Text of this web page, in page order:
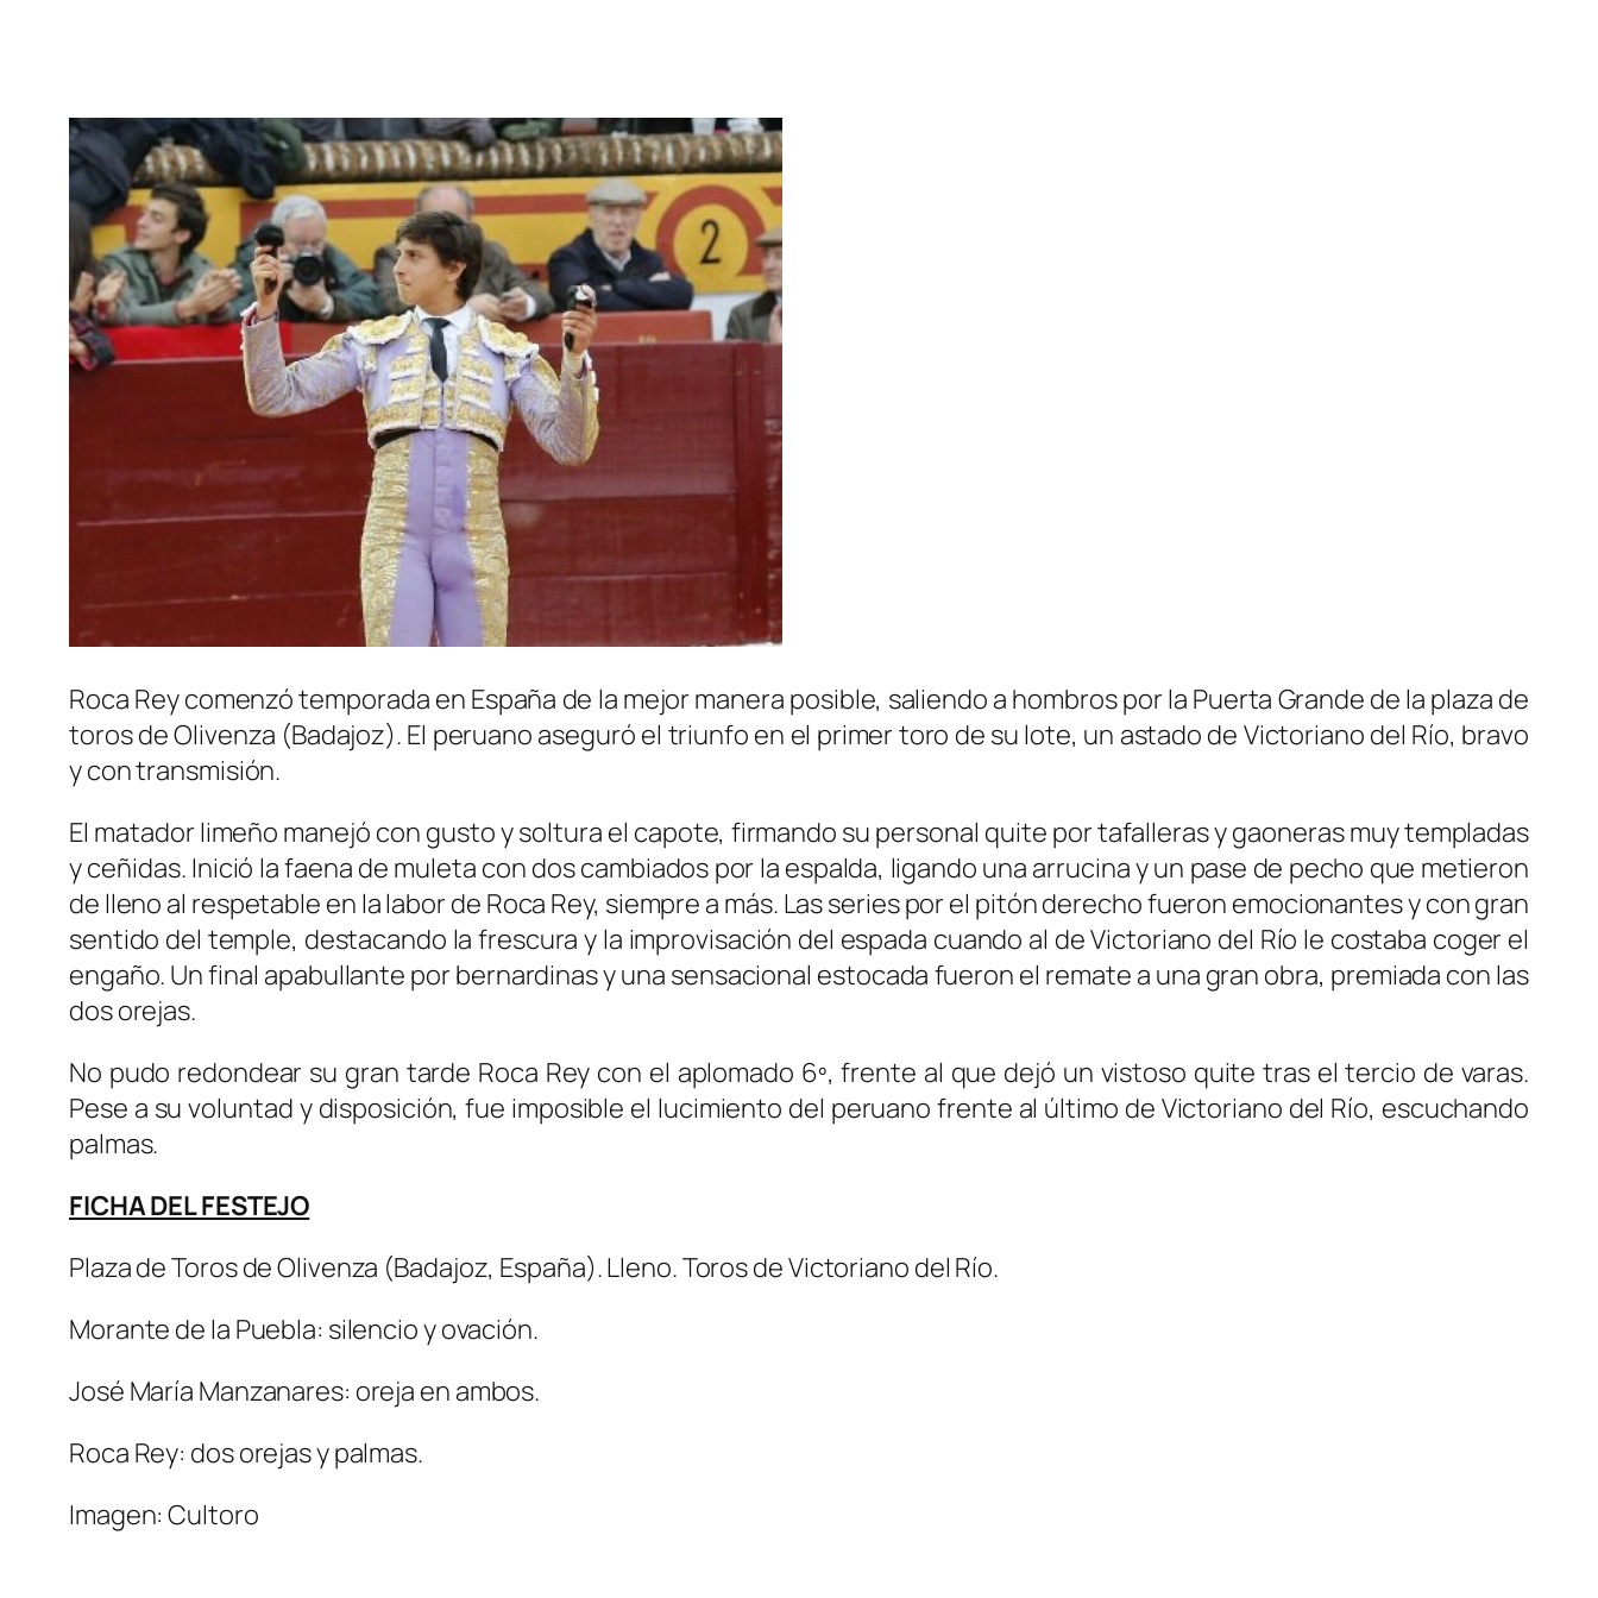
Roca Rey comenzó temporada en España de la mejor manera posible, saliendo a hombros por la Puerta Grande de la plaza de
toros de Olivenza (Badajoz). El peruano aseguró el triunfo en el primer toro de su lote, un astado de Victoriano del Río, bravo
y con transmisión.
El matador limeño manejó con gusto y soltura el capote, firmando su personal quite por tafalleras y gaoneras muy templadas
y ceñidas. Inició la faena de muleta con dos cambiados por la espalda, ligando una arrucina y un pase de pecho que metieron
de lleno al respetable en la labor de Roca Rey, siempre a más. Las series por el pitón derecho fueron emocionantes y con gran
sentido del temple, destacando la frescura y la improvisación del espada cuando al de Victoriano del Río le costaba coger el
engaño. Un final apabullante por bernardinas y una sensacional estocada fueron el remate a una gran obra, premiada con las
dos orejas.
No pudo redondear su gran tarde Roca Rey con el aplomado 6º, frente al que dejó un vistoso quite tras el tercio de varas.
Pese a su voluntad y disposición, fue imposible el lucimiento del peruano frente al último de Victoriano del Río, escuchando
palmas.
FICHA DEL FESTEJO
Plaza de Toros de Olivenza (Badajoz, España). Lleno. Toros de Victoriano del Río.
Morante de la Puebla: silencio y ovación.
José María Manzanares: oreja en ambos.
Roca Rey: dos orejas y palmas.
Imagen: Cultoro